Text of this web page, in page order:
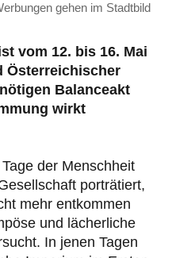
gehen im Stadtbild
vom 12. bis 16. Mai
Österreichischer
Balanceakt
wirkt
der Menschheit
porträtiert,
mehr entkommen
und lächerliche
In jenen Tagen